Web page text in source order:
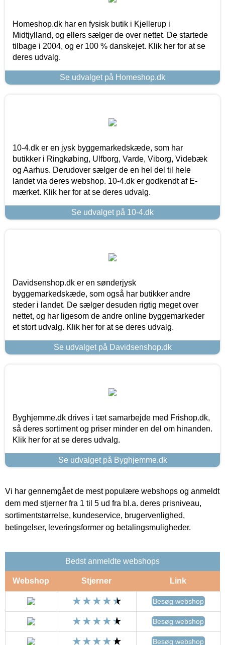
Homeshop.dk har en fysisk butik i Kjellerup i
Midtjylland, og ellers sælger de over nettet. De startede
tilbage i 2004, og er 100 % danskejet. Klik her for at se
deres udvalg.
Se udvalget på Homeshop.dk
10-4.dk er en jysk byggemarkedskæde, som har
butikker i Ringkøbing, Ulfborg, Varde, Viborg, Videbæk
og Aarhus. Derudover sælger de en hel del til hele
landet via deres webshop. 10-4.dk er godkendt af E-
mærket. Klik her for at se deres udvalg.
Se udvalget på 10-4.dk
Davidsenshop.dk er en sønderjysk
byggemarkedskæde, som også har butikker andre
steder i landet. De sælger desuden rigtig meget over
nettet, og har ligesom de andre online byggemarkeder
et stort udvalg. Klik her for at se deres udvalg.
Se udvalget på Davidsenshop.dk
Byghjemme.dk drives i tæt samarbejde med Frishop.dk,
så deres sortiment og priser minder en del om hinanden.
Klik her for at se deres udvalg.
Se udvalget på Byghjemme.dk
Vi har gennemgået de mest populære webshops og anmeldt
dem med stjerner fra 1 til 5 ud fra bl.a. deres prisniveau,
sortimentstørrelse, kundeservice, brugervenlighed,
betingelser, leveringsformer og betalingsmuligheder.
Bedst anmeldte webshops
Webshop Stjerner Link
Besøg webshop
Besøg webshop
Besøg webshop